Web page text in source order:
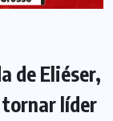
de Eliéser,
líder